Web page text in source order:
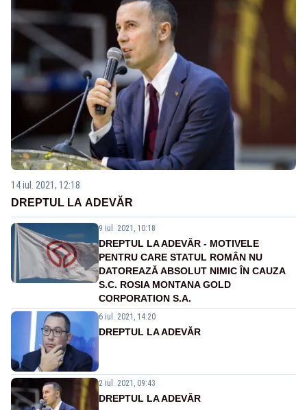
14 iul. 2021, 12:18
DREPTUL LA ADEVĂR
9 iul. 2021, 10:18
DREPTUL LA ADEVĂR - MOTIVELE
PENTRU CARE STATUL ROMÂN NU
DATOREAZĂ ABSOLUT NIMIC ÎN CAUZA
S.C. ROSIA MONTANA GOLD
CORPORATION S.A.
6 iul. 2021, 14:20
DREPTUL LA ADEVĂR
2 iul. 2021, 09:43
DREPTUL LA ADEVĂR